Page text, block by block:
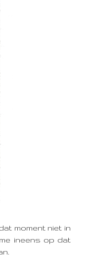
moment niet in
ineens op dat